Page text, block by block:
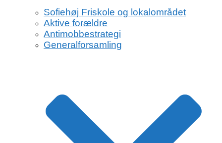
Sofiehøj Friskole og lokalområdet
Aktive forældre
Antimobbestrategi
Generalforsamling